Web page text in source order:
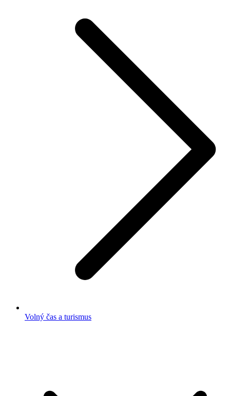
Volný čas a turismus